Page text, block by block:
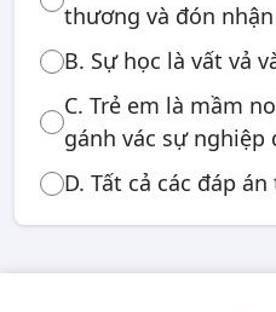
thương và đón
B. Sự học là vất vả
C. Trẻ em là mầm
gánh vác sự nghiệp
D. Tất cả các đáp